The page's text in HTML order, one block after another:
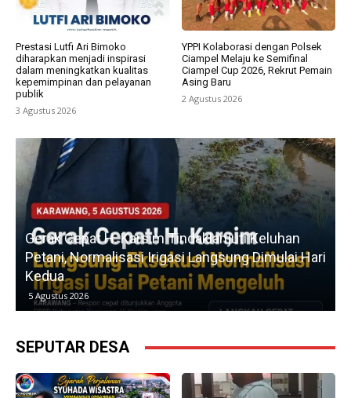
Prestasi Lutfi Ari Bimoko
diharapkan menjadi inspirasi
dalam meningkatkan kualitas
kepemimpinan dan pelayanan
publik
3 Agustus 2026
YPPI Kolaborasi dengan Polsek
Ciampel Melaju ke Semifinal
Ciampel Cup 2026, Rekrut Pemain
Asing Baru
2 Agustus 2026
Gerak Cepat H. Karsim Tindaklanjuti Keluhan
Petani, Normalisasi Irigasi Langsung Dimulai Hari
Kedua
5 Agustus 2026
SEPUTAR DESA